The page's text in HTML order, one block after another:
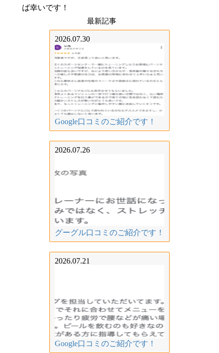
ば幸いです！
最新記事
2026.07.30
Google口コミのご紹介です！
2026.07.26
グーグル口コミのご紹介です！
2026.07.21
Google口コミのご紹介です！